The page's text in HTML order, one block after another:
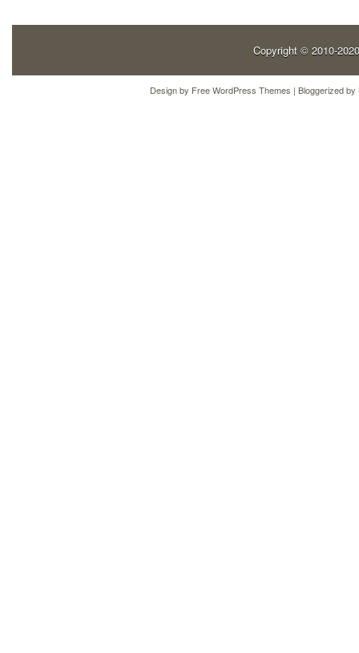
Copyright © 2010-
Design by Free WordPress Themes | Bloggerized by